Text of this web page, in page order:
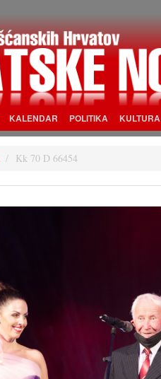
KALENDAR POLITIKA KULTURA
Kk 70 D 66454